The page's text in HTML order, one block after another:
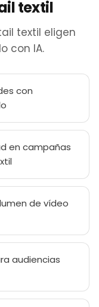
textil
textil eligen
con IA.
con
en campañas
de vídeo
audiencias